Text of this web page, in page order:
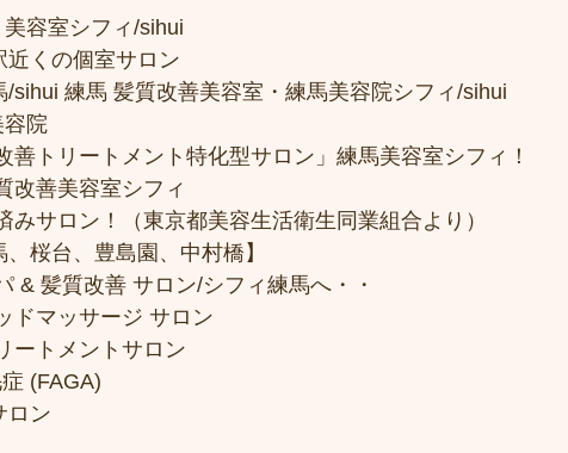
容室シフィ/sihui
近くの個室サロン
sihui 練馬 髪質改善美容室・練馬美容院シフィ/sihui
容院
トリートメント特化型サロン」練馬美容室シフィ！
改善美容室シフィ
みサロン！（東京都美容生活衛生同業組合より）
桜台、豊島園、中村橋】
& 髪質改善 サロン/シフィ練馬へ・・
ドマッサージ サロン
ートメントサロン
(FAGA)
ロン